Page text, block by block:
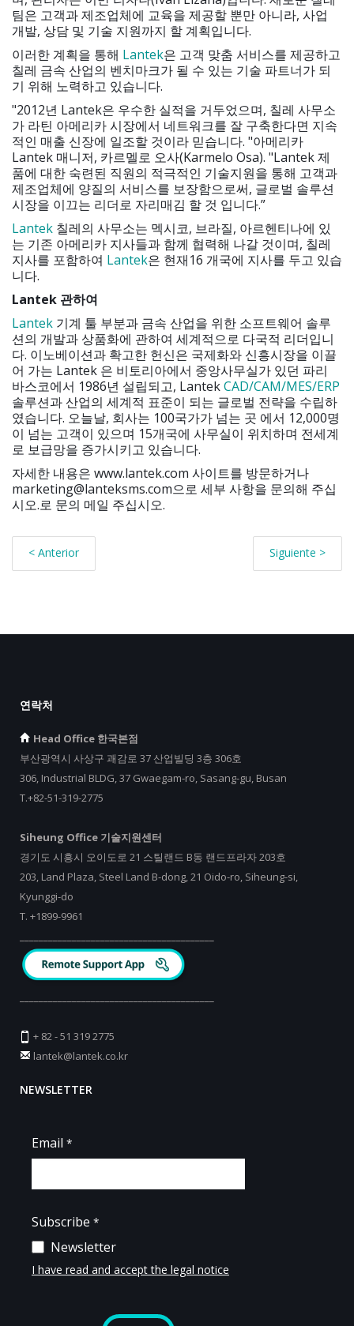
팀은 고객과 제조업체에 교육을 제공할 뿐만 아니라, 사업
개발, 상담 및 기술 지원까지 할 계획입니다.
이러한 계획을 통해 Lantek은 고객 맞춤 서비스를 제공하고
칠레 금속 산업의 벤치마크가 될 수 있는 기술 파트너가 되
기 위해 노력하고 있습니다.
"2012년 Lantek은 우수한 실적을 거두었으며, 칠레 사무소
가 라틴 아메리카 시장에서 네트워크를 잘 구축한다면 지속
적인 매출 신장에 일조할 것이라 믿습니다. "아메리카
Lantek 매니저, 카르멜로 오사(Karmelo Osa). "Lantek 제
품에 대한 숙련된 직원의 적극적인 기술지원을 통해 고객과
제조업체에 양질의 서비스를 보장함으로써, 글로벌 솔루션
시장을 이끄는 리더로 자리매김 할 것 입니다.”
Lantek 칠레의 사무소는 멕시코, 브라질, 아르헨티나에 있
는 기존 아메리카 지사들과 함께 협력해 나갈 것이며, 칠레
지사를 포함하여 Lantek은 현재16 개국에 지사를 두고 있습
니다.
Lantek 관하여
Lantek 기계 툴 부분과 금속 산업을 위한 소프트웨어 솔루
션의 개발과 상품화에 관하여 세계적으로 다국적 리더입니
다. 이노베이션과 확고한 헌신은 국제화와 신흥시장을 이끌
어 가는 Lantek 은 비토리아에서 중앙사무실가 있던 파리
바스코에서 1986년 설립되고, LantekCAD/CAM/MES/ERP
솔루션과 산업의 세계적 표준이 되는 글로벌 전략을 수립하
였습니다. 오늘날, 회사는 100국가가 넘는 곳 에서 12,000명
이 넘는 고객이 있으며 15개국에 사무실이 위치하며 전세계
로 보급망을 증가시키고 있습니다.
자세한 내용은 www.lantek.com 사이트를 방문하거나
marketing@lanteksms.com으로 세부 사항을 문의해 주십
시오.로 문의 메일 주십시오.
< Anterior Siguiente >
연락처
Head Office 한국본점
부산광역시 사상구 괘감로 37 산업빌딩 3층 306호
306, Industrial BLDG, 37 Gwaegam-ro, Sasang-gu, Busan
T.+82-51-319-2775
Siheung Office 기술지원센터
경기도 시흥시 오이도로 21 스틸랜드 B동 랜드프라자 203호
203, Land Plaza, Steel Land B-dong, 21 Oido-ro, Siheung-si,
Kyunggi-do
T. +1899-9961
+ 82 - 51 319 2775
lantek@lantek.co.kr
NEWSLETTER